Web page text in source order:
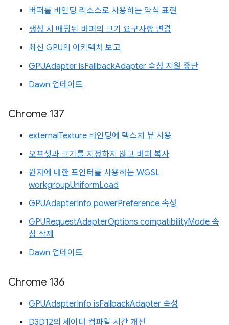
버퍼를 바인딩 리소스로 사용하는 약식 표현
생성 시 매핑된 버퍼의 크기 요구사항 변경
최신 GPU의 아키텍처 보고
GPUAdapter isFallbackAdapter 속성 지원 중단
Dawn 업데이트
Chrome 137
externalTexture 바인딩에 텍스처 뷰 사용
오프셋과 크기를 지정하지 않고 버퍼 복사
원자에 대한 포인터를 사용하는 WGSL
workgroupUniformLoad
GPUAdapterInfo powerPreference 속성
GPURequestAdapterOptions compatibilityMode 속
성 삭제
Dawn 업데이트
Chrome 136
GPUAdapterInfo isFallbackAdapter 속성
D3D12의 셰이더 컴파일 시간 개선